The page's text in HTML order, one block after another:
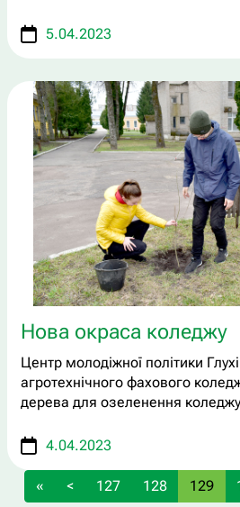
5.04.2023
Нова окраса коледжу
Центр молодіжної політики
агротехнічного фахового
дерева для озеленення
4.04.2023
« < 127 128 129